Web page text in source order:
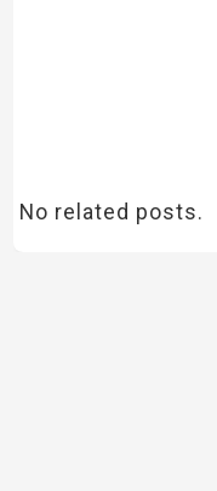
No related posts.